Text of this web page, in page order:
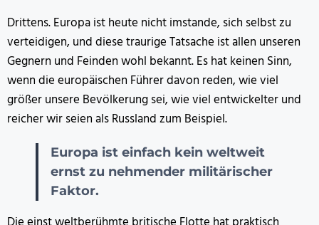
Drittens. Europa ist heute nicht imstande, sich selbst zu
verteidigen, und diese traurige Tatsache ist allen unseren
Gegnern und Feinden wohl bekannt. Es hat keinen Sinn,
wenn die europäischen Führer davon reden, wie viel
größer unsere Bevölkerung sei, wie viel entwickelter und
reicher wir seien als Russland zum Beispiel.
Europa ist einfach kein weltweit
ernst zu nehmender militärischer
Faktor.